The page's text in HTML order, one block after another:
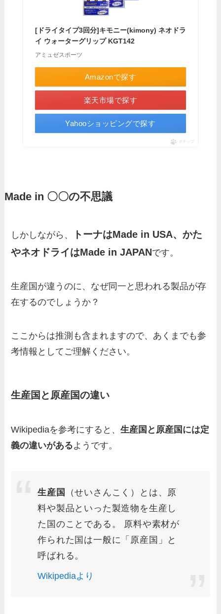
[ドライタイプ3回分]キモニー(kimony) ネオドラ
イ ウォーターグリップ KGT142
アミュゼスポーツ
Amazonで探す
楽天市場で探す
Yahooショッピングで探す
ポチップ
Made in 〇〇の不思議
しかしながら、
トーナはMade in USA、かた
やネオドライはMade in JAPANです。
生産国が違うのに、なぜ同一と思われる製品が存
在するのでしょうか？
ここからは推測も含まれますので、あくまでも参
考情報としてご理解ください。
生産国と原産国の違い
Wikipediaを参考にすると、生産国と原産国には定
義の違いがあるようです。
生産国
（せいさんこく）とは、原
料や製品といった製造物を生産し
た国のことである。 原料や素材が
作られた国は一般に「原産国」と
呼ばれる。
Wikipediaより